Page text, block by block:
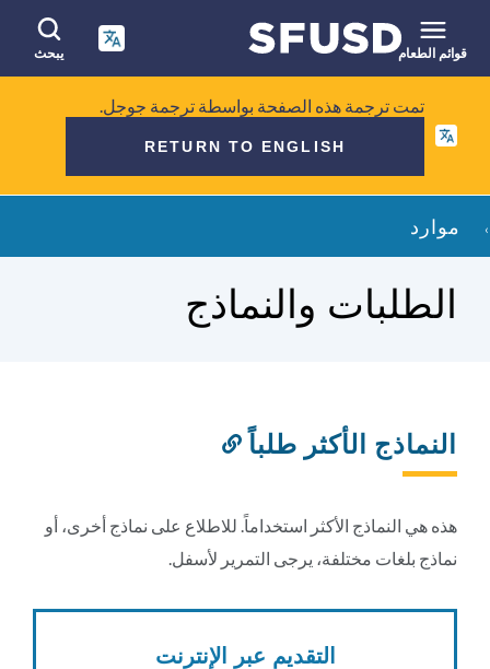
المحتوى
الرئيسي
قوائم الطعام يبحث
في
تمت ترجمة هذه الصفحة بواسطة ترجمة جوجل.
RETURN TO ENGLISH
الخبز
موارد
الطلبات والنماذج
النماذج الأكثر طلباً
القسم
هذه هي النماذج الأكثر استخداماً. للاطلاع على نماذج أخرى، أو
نماذج بلغات مختلفة، يرجى التمرير لأسفل.
التقديم عبر الإنترنت